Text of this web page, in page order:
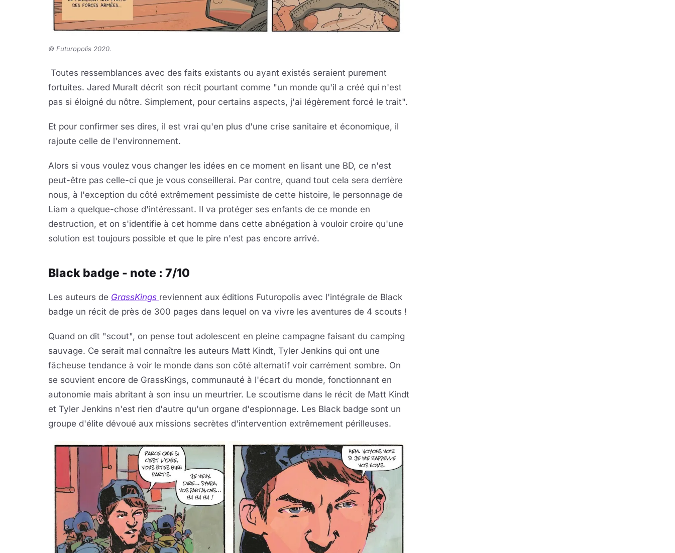
© Futuropolis 2020.
Toutes ressemblances avec des faits existants ou ayant existés seraient purement
fortuites. Jared Muralt décrit son récit pourtant comme "un monde qu'il a créé qui n'est
pas si éloigné du nôtre. Simplement, pour certains aspects, j'ai légèrement forcé le trait".
Et pour confirmer ses dires, il est vrai qu'en plus d'une crise sanitaire et économique, il
rajoute celle de l'environnement.
Alors si vous voulez vous changer les idées en ce moment en lisant une BD, ce n'est
peut-être pas celle-ci que je vous conseillerai. Par contre, quand tout cela sera derrière
nous, à l'exception du côté extrêmement pessimiste de cette histoire, le personnage de
Liam a quelque-chose d'intéressant. Il va protéger ses enfants de ce monde en
destruction, et on s'identifie à cet homme dans cette abnégation à vouloir croire qu'une
solution est toujours possible et que le pire n'est pas encore arrivé.
Black badge - note : 7/10
Les auteurs de GrassKings reviennent aux éditions Futuropolis avec l'intégrale de Black
badge un récit de près de 300 pages dans lequel on va vivre les aventures de 4 scouts !
Quand on dit "scout", on pense tout adolescent en pleine campagne faisant du camping
sauvage. Ce serait mal connaître les auteurs Matt Kindt, Tyler Jenkins qui ont une
fâcheuse tendance à voir le monde dans son côté alternatif voir carrément sombre. On
se souvient encore de GrassKings, communauté à l'écart du monde, fonctionnant en
autonomie mais abritant à son insu un meurtrier. Le scoutisme dans le récit de Matt Kindt
et Tyler Jenkins n'est rien d'autre qu'un organe d'espionnage. Les Black badge sont un
groupe d'élite dévoué aux missions secrètes d'intervention extrêmement périlleuses.